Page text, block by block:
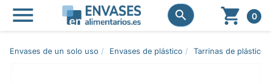
 
  0
Envases de un solo uso Envases de plástico Tarrinas de plástico